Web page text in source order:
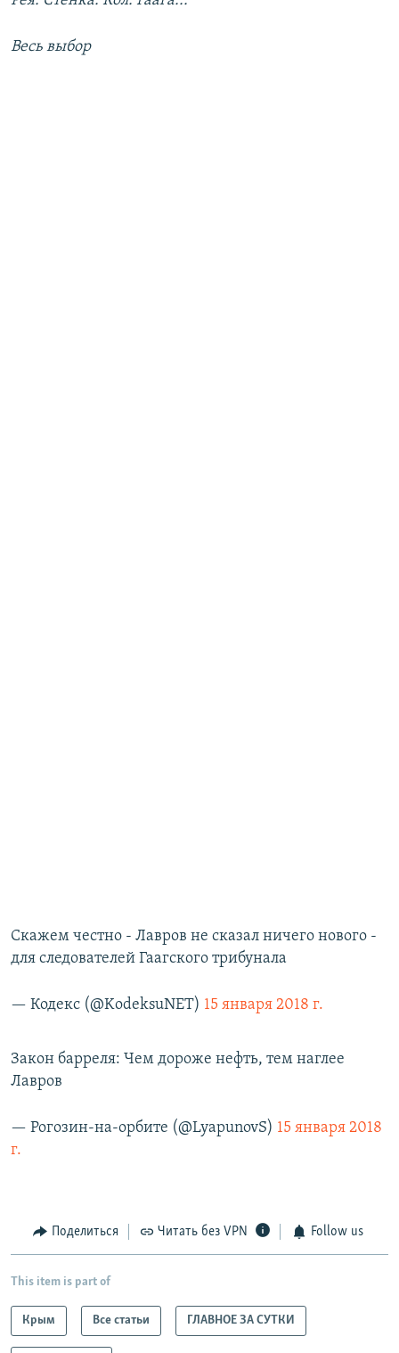
Весь выбор
Скажем честно - Лавров не сказал ничего нового -
для следователей Гаагского трибунала
— Кодекс (@KodeksuNET) 15 января 2018 г.
Закон барреля: Чем дороже нефть, тем наглее
Лавров
— Рогозин-на-орбите (@LyapunovS) 15 января 2018
г.
Поделиться Читать без VPN Follow us
This item is part of
Крым Все статьи ГЛАВНОЕ ЗА СУТКИ